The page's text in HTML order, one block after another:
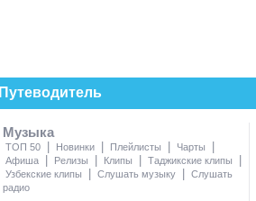
Путеводитель
Музыка
ТОП 50 | Новинки | Плейлисты | Чарты |
Афиша | Релизы | Клипы | Таджикские клипы |
Узбекские клипы | Слушать музыку | Слушать
радио